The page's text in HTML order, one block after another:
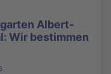
Albert-
Wir bestimmen